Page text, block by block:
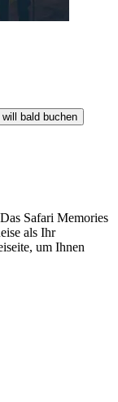
will bald buchen
Safari Memories
als Ihr
um Ihnen